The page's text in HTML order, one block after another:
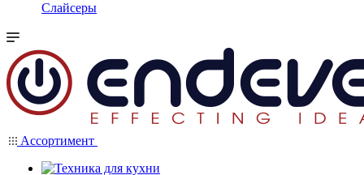
Слайсеры
Ассортимент